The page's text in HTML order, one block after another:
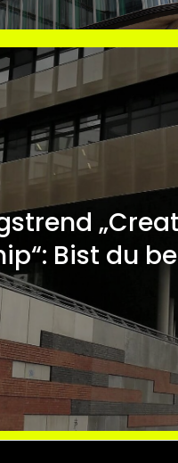
Bist du